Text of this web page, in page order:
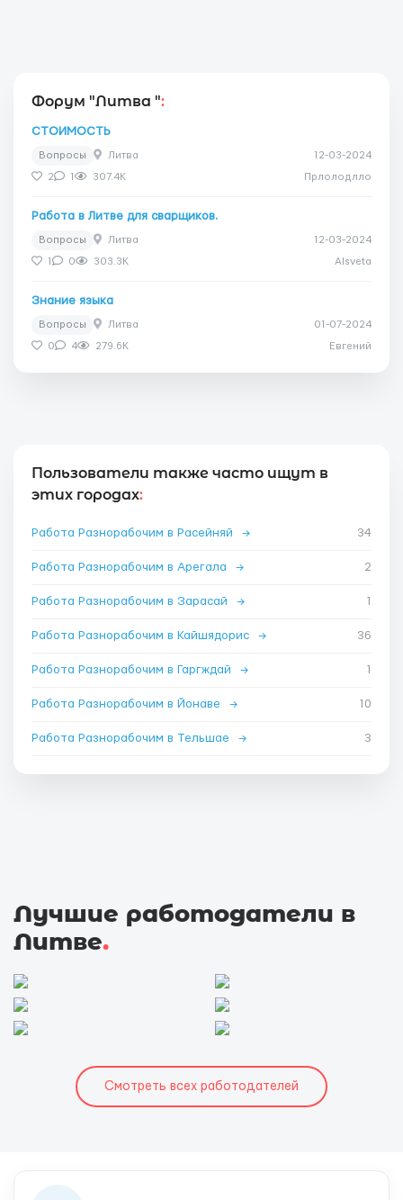
Форум "Литва ":
СТОИМОСТЬ
Вопросы Литва 12-03-2024
2 1 307.4K Прлолодлло
Работа в Литве для сварщиков.
Вопросы Литва 12-03-2024
1 0 303.3K Alsveta
Знание языка
Вопросы Литва 01-07-2024
0 4 279.6K Евгений
Пользователи также часто ищут в
этих городах:
Работа Разнорабочим в Расейняй → 34
Работа Разнорабочим в Арегала → 2
Работа Разнорабочим в Зарасай → 1
Работа Разнорабочим в Кайшядорис → 36
Работа Разнорабочим в Гаргждай → 1
Работа Разнорабочим в Йонаве → 10
Работа Разнорабочим в Тельшае → 3
Лучшие работодатели в
Литве.
Смотреть всех работодателей